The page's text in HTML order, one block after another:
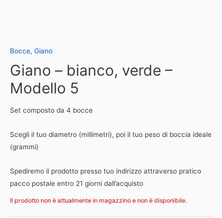
Bocce, Giano
Giano – bianco, verde –
Modello 5
Set composto da 4 bocce
Scegli il tuo diametro (millimetri), poi il tuo peso di boccia ideale
(grammi)
Spediremo il prodotto presso tuo indirizzo attraverso pratico
pacco postale entro 21 giorni dall’acquisto
Il prodotto non è attualmente in magazzino e non è disponibile.